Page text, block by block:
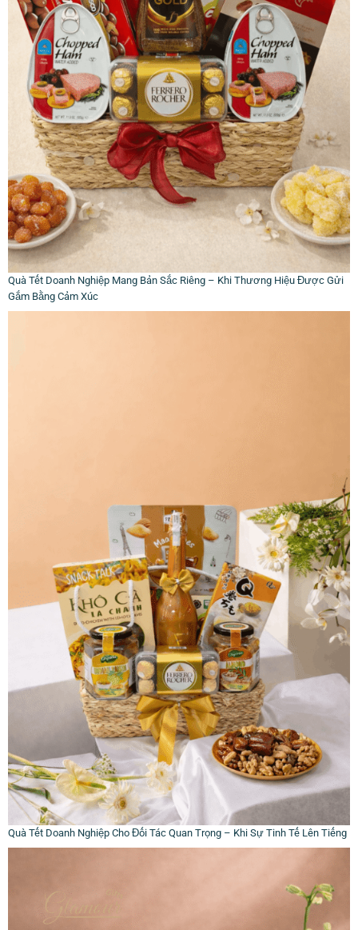
Quà Tết Doanh Nghiệp Mang Bản Sắc Riêng – Khi Thương Hiệu Được Gửi
Gắm Bằng Cảm Xúc
Quà Tết Doanh Nghiệp Cho Đối Tác Quan Trọng – Khi Sự Tinh Tế Lên Tiếng